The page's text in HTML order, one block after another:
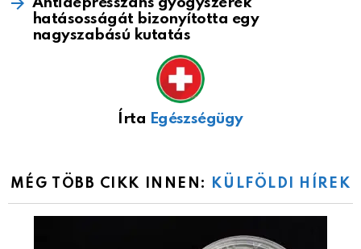
Antidepresszáns gyógyszerek
hatásosságát bizonyította egy
nagyszabású kutatás
Írta Egészségügy
MÉG TÖBB CIKK INNEN: KÜLFÖLDI HÍREK